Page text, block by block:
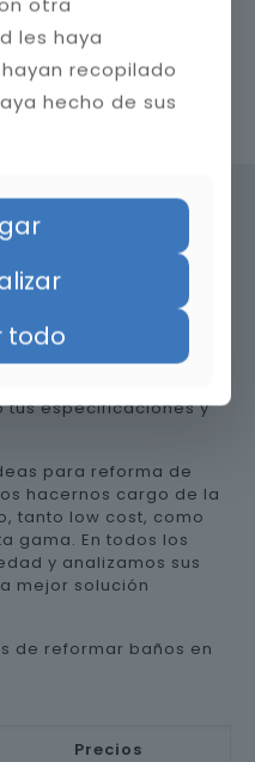
nosotros
el baño en
tus especificaciones y
para reforma de
hacernos cargo de la
tanto low cost, como
gama. En todos los
y analizamos sus
mejor solución
de reformar baños en
Precios
les haya
recopilado
hecho de sus
todo